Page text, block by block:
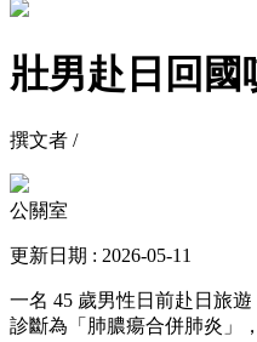
壯男赴日回國
撰文者 /
公關室
更新日期 : 2026-05-11
一名 45 歲男性日前赴日旅
診斷為「肺膿瘍合併肺炎」